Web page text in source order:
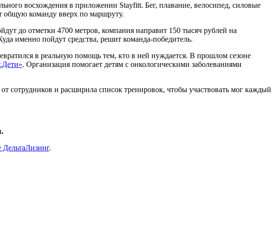
восхождения в приложении Stayfitt. Бег, плавание, велосипед, силовые
общую команду вверх по маршруту.
до отметки 4700 метров, компания направит 150 тысяч рублей на
именно пойдут средства, решит команда-победитель.
в реальную помощь тем, кто в ней нуждается. В прошлом сезоне
. Организация помогает детям с онкологическими заболеваниями
сотрудников и расширила список тренировок, чтобы участвовать мог каждый
ДельтаЛизинг.